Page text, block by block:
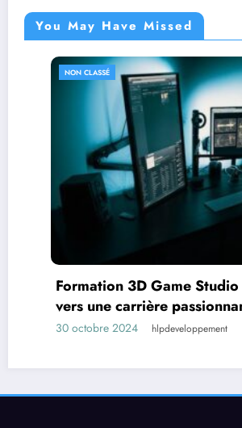
You May Have Missed
NON CLASSÉ
Formation 3D Game Studio :
vers une carrière passionnante
vidéo
30 octobre 2024 hlpdeveloppement